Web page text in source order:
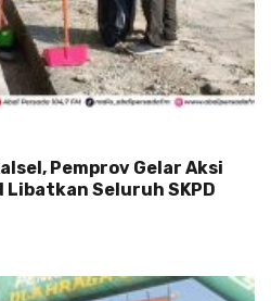
Pemprov Gelar Aksi
Seluruh SKPD